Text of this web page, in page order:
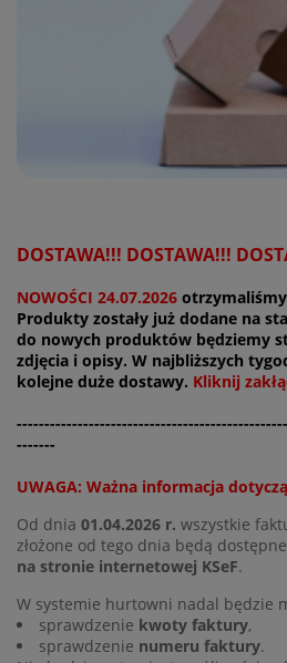
DOSTAWA!!! DOSTAWA!!!
NOWOŚCI 24.07.2026
Produkty zostały już dodane na
do nowych produktów będziemy
zdjęcia i opisy. W najbliższych
kolejne duże dostawy. Kliknij
-------
UWAGA: Ważna informacja
Od dnia 01.04.2026 r. wszystkie
złożone od tego dnia będą
na stronie internetowej KSeF.
W systemie hurtowni nadal będzie
sprawdzenie kwoty faktury,
sprawdzenie numeru faktury.
Wszelkie pytania
zgłoszenia
od wyznaczonego
Inspektora Ochrony
pod adres
marketing@kecja.pl
telefonu
+48 693